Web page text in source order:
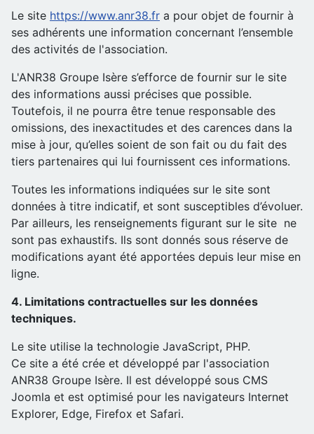
Le site https://www.anr38.fr a pour objet de fournir à
ses adhérents une information concernant l’ensemble
des activités de l'association.
L'ANR38 Groupe Isère s’efforce de fournir sur le site
des informations aussi précises que possible.
Toutefois, il ne pourra être tenue responsable des
omissions, des inexactitudes et des carences dans la
mise à jour, qu’elles soient de son fait ou du fait des
tiers partenaires qui lui fournissent ces informations.
Toutes les informations indiquées sur le site sont
données à titre indicatif, et sont susceptibles d’évoluer.
Par ailleurs, les renseignements figurant sur le site ne
sont pas exhaustifs. Ils sont donnés sous réserve de
modifications ayant été apportées depuis leur mise en
ligne.
4. Limitations contractuelles sur les données
techniques.
Le site utilise la technologie JavaScript, PHP.
Ce site a été crée et développé par l'association
ANR38 Groupe Isère. Il est développé sous CMS
Joomla et est optimisé pour les navigateurs Internet
Explorer, Edge, Firefox et Safari.